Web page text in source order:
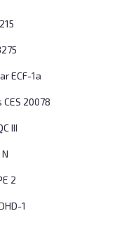
ECF-1a
CES 20078
III
2
1